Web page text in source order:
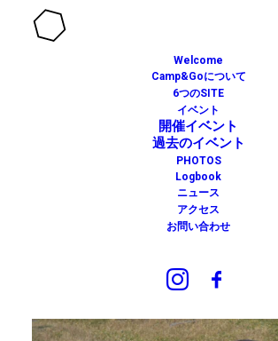
Welcome
Camp&Goについて
6つのSITE
イベント
開催イベント
過去のイベント
PHOTOS
Logbook
ニュース
アクセス
お問い合わせ
HLC北海道 ヒグマ